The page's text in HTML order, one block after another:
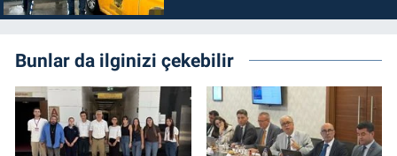
Bunlar da ilginizi çekebilir